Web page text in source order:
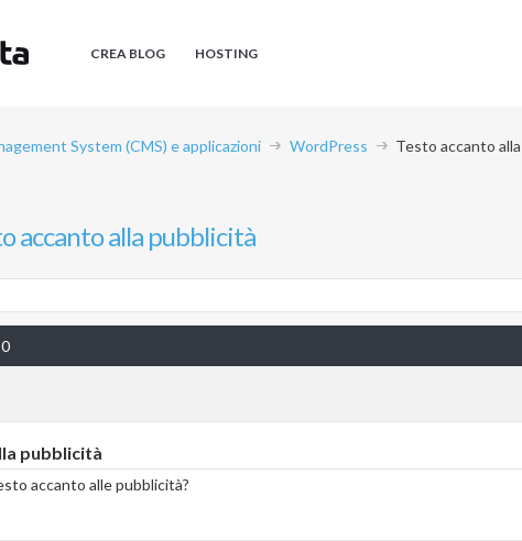
CREA BLOG HOSTING
System (CMS) e applicazioni WordPress
Testo accanto
accanto alla pubblicità
pubblicità
accanto alle pubblicità?